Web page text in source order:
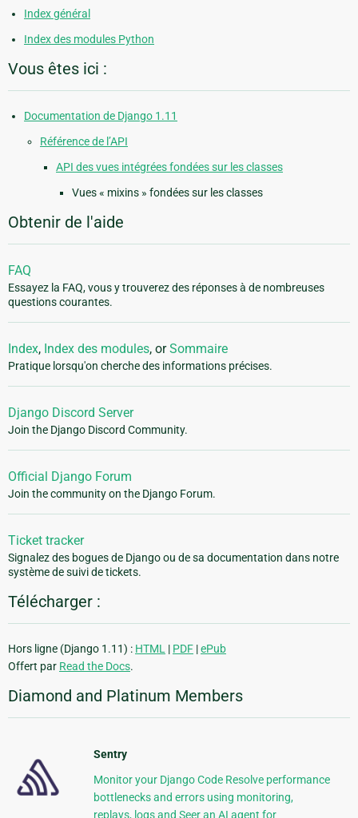
Index général
Index des modules Python
Vous êtes ici :
Documentation de Django 1.11
Référence de l’API
API des vues intégrées fondées sur les classes
Vues « mixins » fondées sur les classes
Obtenir de l'aide
FAQ
Essayez la FAQ, vous y trouverez des réponses à de nombreuses
questions courantes.
Index, Index des modules, orSommaire
Pratique lorsqu'on cherche des informations précises.
Django Discord Server
Join the Django Discord Community.
Official Django Forum
Join the community on the Django Forum.
Ticket tracker
Signalez des bogues de Django ou de sa documentation dans notre
système de suivi de tickets.
Télécharger :
Hors ligne (Django 1.11) : HTML | PDF |ePub
Offert par Read the Docs.
Diamond and Platinum Members
Sentry
Monitor your Django Code Resolve performance
bottlenecks and errors using monitoring,
replays, logs and Seer an AI agent for